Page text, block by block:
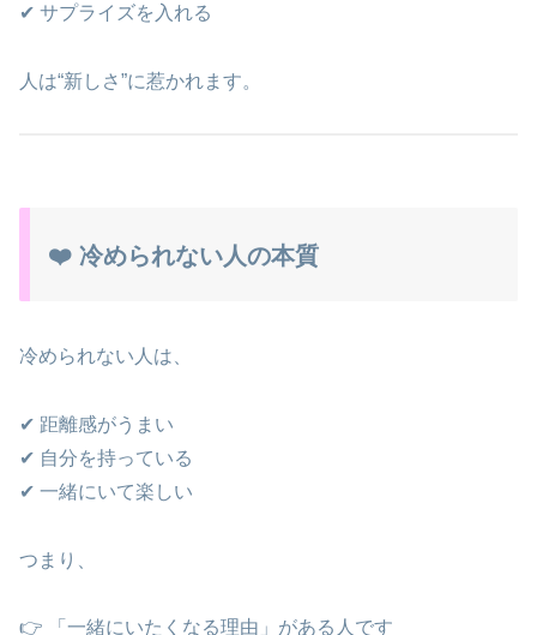
✔ サプライズを入れる
人は“新しさ”に惹かれます。
❤️ 冷められない人の本質
冷められない人は、
✔ 距離感がうまい
✔ 自分を持っている
✔ 一緒にいて楽しい
つまり、
👉 「一緒にいたくなる理由」がある人です